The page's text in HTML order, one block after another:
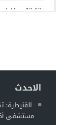
17:13
هيئة
12:31
الاحدث
القنيطرة:
مستشفى